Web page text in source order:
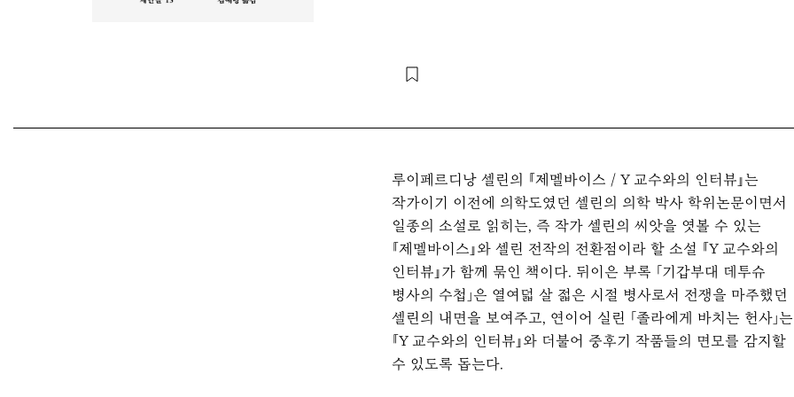
루이페르디낭 셀린의 『제멜바이스 / Y 교수와의 인터뷰』는
작가이기 이전에 의학도였던 셀린의 의학 박사 학위논문이면서
일종의 소설로 읽히는, 즉 작가 셀린의 씨앗을 엿볼 수 있는
『제멜바이스』와 셀린 전작의 전환점이라 할 소설 『Y 교수와의
인터뷰』가 함께 묶인 책이다. 뒤이은 부록 「기갑부대 데투슈
병사의 수첩」은 열여덟 살 젋은 시절 병사로서 전쟁을 마주했던
셀린의 내면을 보여주고, 연이어 실린 「졸라에게 바치는 헌사」는
『Y 교수와의 인터뷰』와 더불어 중후기 작품들의 면모를 감지할
수 있도록 돕는다.